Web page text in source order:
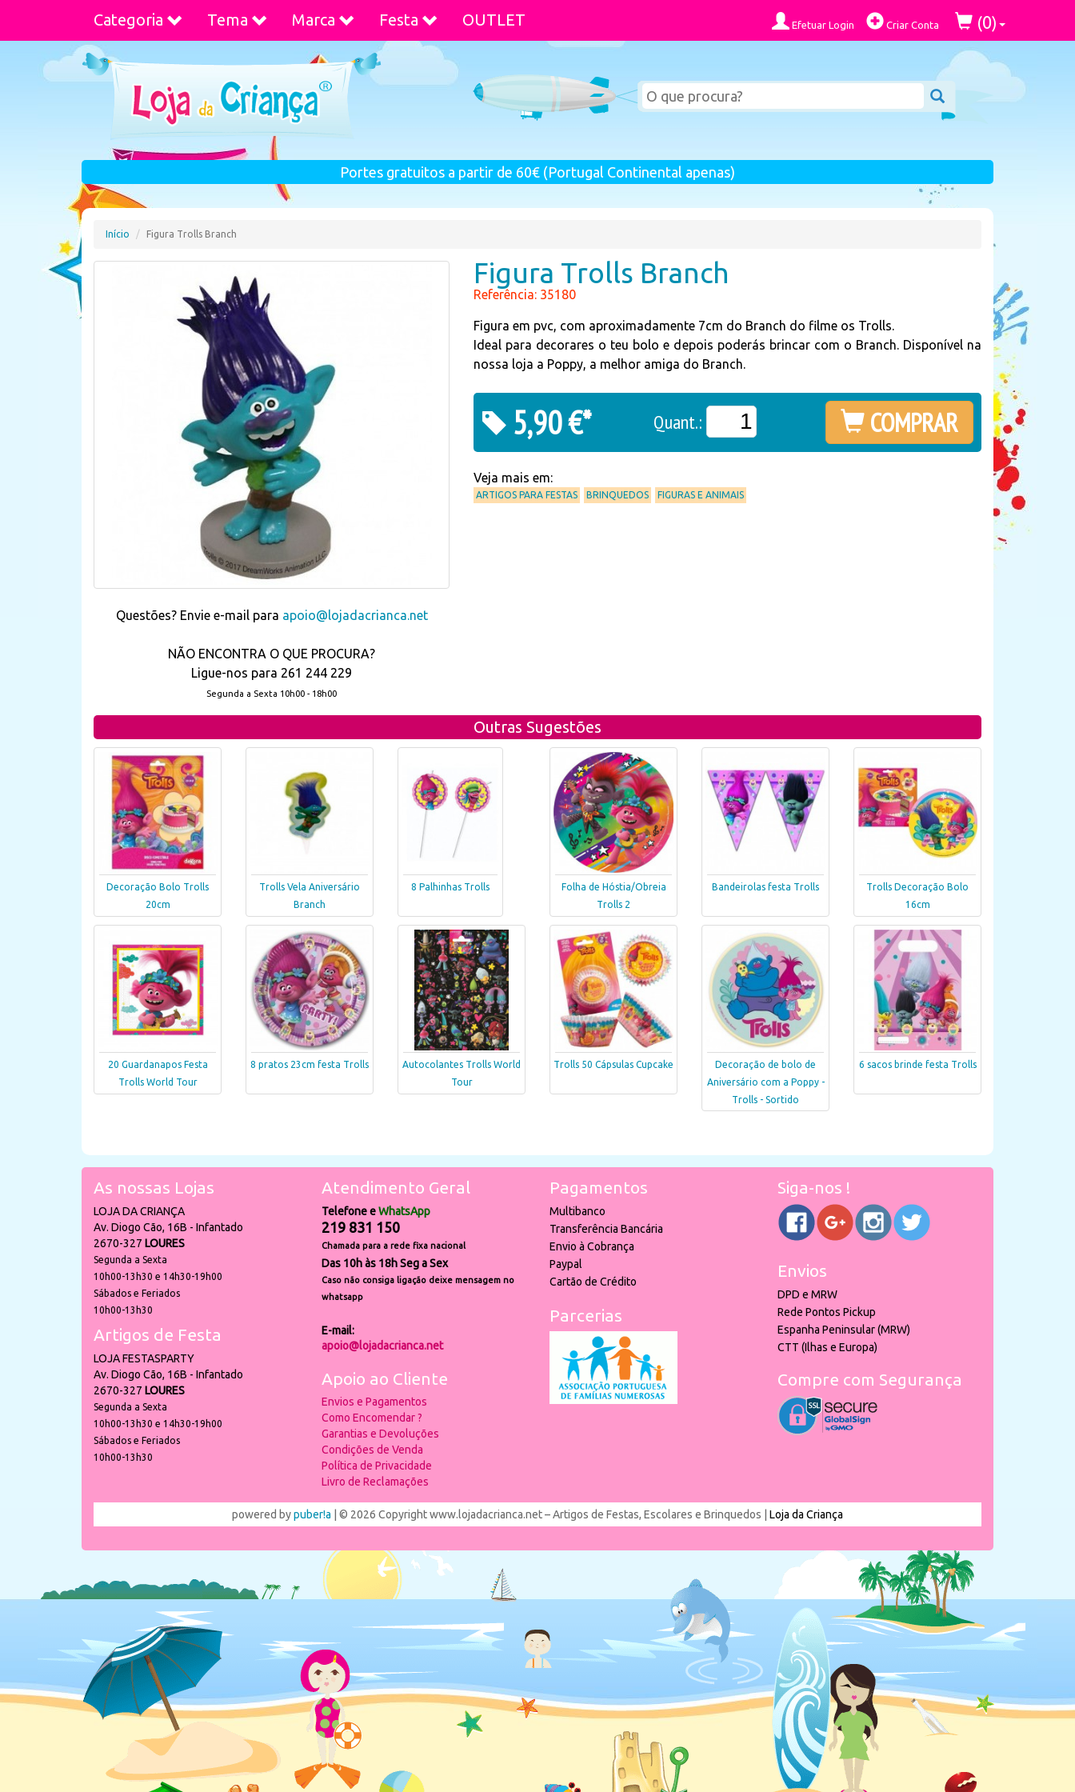
Categoria Tema Marca Festa OUTLET Efetuar Login Criar Conta (0)
Portes gratuitos a partir de 60€ (Portugal Continental apenas)
Início Figura Trolls Branch
Questões? Envie e-mail para apoio@lojadacrianca.net
NÃO ENCONTRA O QUE PROCURA?
Ligue-nos para 261 244 229
Segunda a Sexta 10h00 - 18h00
Figura Trolls Branch
Referência: 35180
Figura em pvc, com aproximadamente 7cm do Branch do filme os Trolls.
Ideal para decorares o teu bolo e depois poderás brincar com o Branch. Disponível na
nossa loja a Poppy, a melhor amiga do Branch.
5,90 €* Quant.: COMPRAR
Veja mais em:
ARTIGOS PARA FESTAS BRINQUEDOS FIGURAS E ANIMAIS
Outras Sugestões
Decoração Bolo Trolls
20cm
Trolls Vela Aniversário
Branch
8 Palhinhas Trolls
Folha de Hóstia/Obreia
Trolls 2
Bandeirolas festa Trolls
Trolls Decoração Bolo
16cm
20 Guardanapos Festa
Trolls World Tour
8 pratos 23cm festa Trolls
Autocolantes Trolls World
Tour
Trolls 50 Cápsulas Cupcake
Decoração de bolo de
Aniversário com a Poppy -
Trolls - Sortido
6 sacos brinde festa Trolls
As nossas Lojas
LOJA DA CRIANÇA
Av. Diogo Cão, 16B - Infantado
2670-327 LOURES
Segunda a Sexta
10h00-13h30 e 14h30-19h00
Sábados e Feriados
10h00-13h30
Artigos de Festa
LOJA FESTASPARTY
Av. Diogo Cão, 16B - Infantado
2670-327 LOURES
Segunda a Sexta
10h00-13h30 e 14h30-19h00
Sábados e Feriados
10h00-13h30
Atendimento Geral
Telefone eWhatsApp
219 831 150
Chamada para a rede fixa nacional
Das 10h às 18h Seg a Sex
Caso não consiga ligação deixe mensagem no
whatsapp
E-mail:
apoio@lojadacrianca.net
Apoio ao Cliente
Envios e Pagamentos
Como Encomendar ?
Garantias e Devoluções
Condições de Venda
Política de Privacidade
Livro de Reclamações
Pagamentos
Multibanco
Transferência Bancária
Envio à Cobrança
Paypal
Cartão de Crédito
Parcerias
Siga-nos !
Envios
DPD e MRW
Rede Pontos Pickup
Espanha Peninsular (MRW)
CTT (Ilhas e Europa)
Compre com Segurança
powered bypuber!a | © 2026 Copyright www.lojadacrianca.net – Artigos de Festas, Escolares e Brinquedos | Loja da Criança